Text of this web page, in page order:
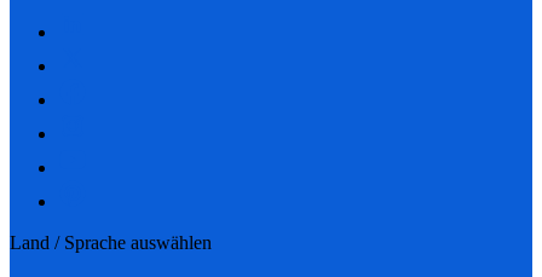
Land / Sprache auswählen